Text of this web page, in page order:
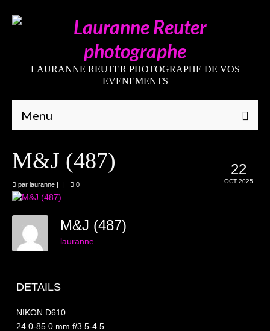
LAURANNE REUTER PHOTOGRAPHE DE VOS
EVENEMENTS
Menu
Mariages
Grossesses
Nouveaux-nés
Enfants
22
OCT 2025
M&J (487)
par lauranne | | 0
M&J (487)
lauranne
DETAILS
NIKON D610
24.0-85.0 mm f/3.5-4.5